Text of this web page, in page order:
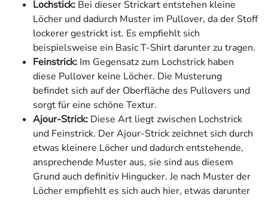
Löcher und dadurch Muster im Pullover, da der Stoff
lockerer gestrickt ist. Es empfiehlt sich
beispielsweise ein Basic T-Shirt darunter zu tragen.
Feinstrick:Im Gegensatz zum Lochstrick haben
diese Pullover keine Löcher. Die Musterung
befindet sich auf der Oberfläche des Pullovers und
sorgt für eine schöne Textur.
Ajour-Strick:Diese Art liegt zwischen Lochstrick
und Feinstrick. Der Ajour-Strick zeichnet sich durch
etwas kleinere Löcher und dadurch entstehende,
ansprechende Muster aus, sie sind aus diesem
Grund auch definitiv Hingucker. Je nach Muster der
Löcher empfiehlt es sich auch hier, etwas darunter
zu tragen.